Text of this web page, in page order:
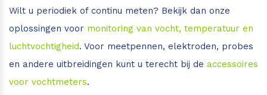
Wilt u periodiek of continu meten? Bekijk dan onze
oplossingen voor monitoring van vocht, temperatuur en
luchtvochtigheid. Voor meetpennen, elektroden, probes
en andere uitbreidingen kunt u terecht bij de accessoires
voor vochtmeters.